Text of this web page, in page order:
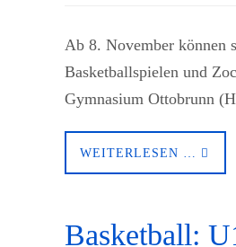
Ab 8. November können
Basketballspielen und
Gymnasium Ottobrunn
WEITERLESEN …
Basketball: